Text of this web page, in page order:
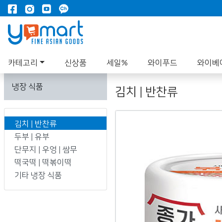
카테고리 신상품 세일% 와이푸드 와이베
냉장 식품
김치 | 반찬류
두부 | 유부
단무지 | 우엉 | 쌈무
떡국떡 | 떡볶이떡
기타 냉장 식품
김치 | 반찬류